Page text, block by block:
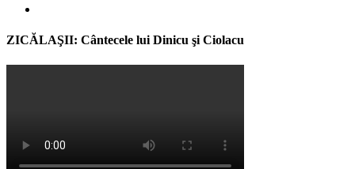
ZICĂLAŞII: Cântecele lui Dinicu şi Ciolacu